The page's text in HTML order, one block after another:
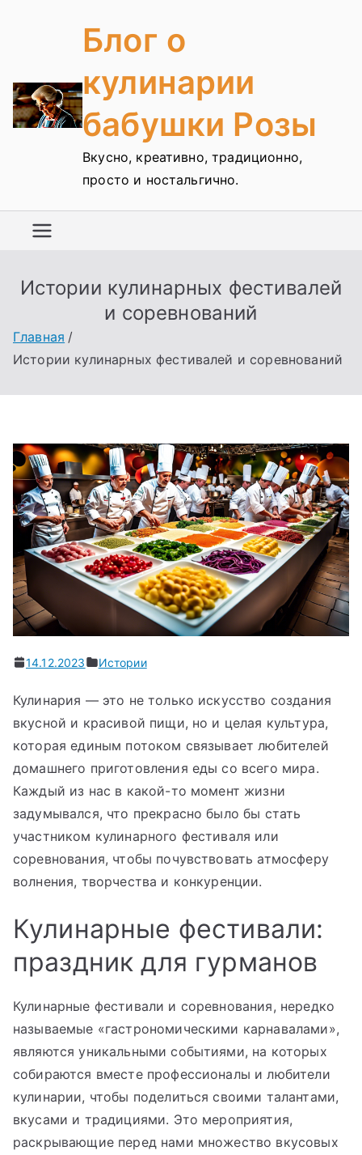
содержимомуБлог о
кулинарии
бабушки Розы
Вкусно, креативно, традиционно,
просто и ностальгично.
Истории кулинарных фестивалей
и соревнований
Главная
Истории кулинарных фестивалей и соревнований
14.12.2023 Истории
Кулинария — это не только искусство создания
вкусной и красивой пищи, но и целая культура,
которая единым потоком связывает любителей
домашнего приготовления еды со всего мира.
Каждый из нас в какой-то момент жизни
задумывался, что прекрасно было бы стать
участником кулинарного фестиваля или
соревнования, чтобы почувствовать атмосферу
волнения, творчества и конкуренции.
Кулинарные фестивали:
праздник для гурманов
Кулинарные фестивали и соревнования, нередко
называемые «гастрономическими карнавалами»,
являются уникальными событиями, на которых
собираются вместе профессионалы и любители
кулинарии, чтобы поделиться своими талантами,
вкусами и традициями. Это мероприятия,
раскрывающие перед нами множество вкусовых